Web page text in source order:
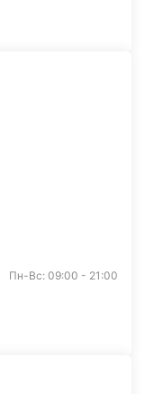
Пн-Вс: 09:00 - 21:00